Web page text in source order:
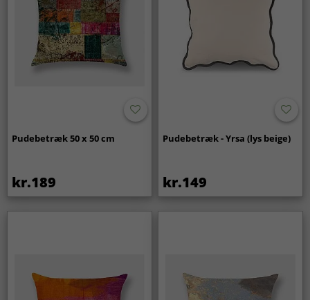
Pudebetræk 50 x 50 cm
kr.189
Pudebetræk - Yrsa (lys beige)
kr.149